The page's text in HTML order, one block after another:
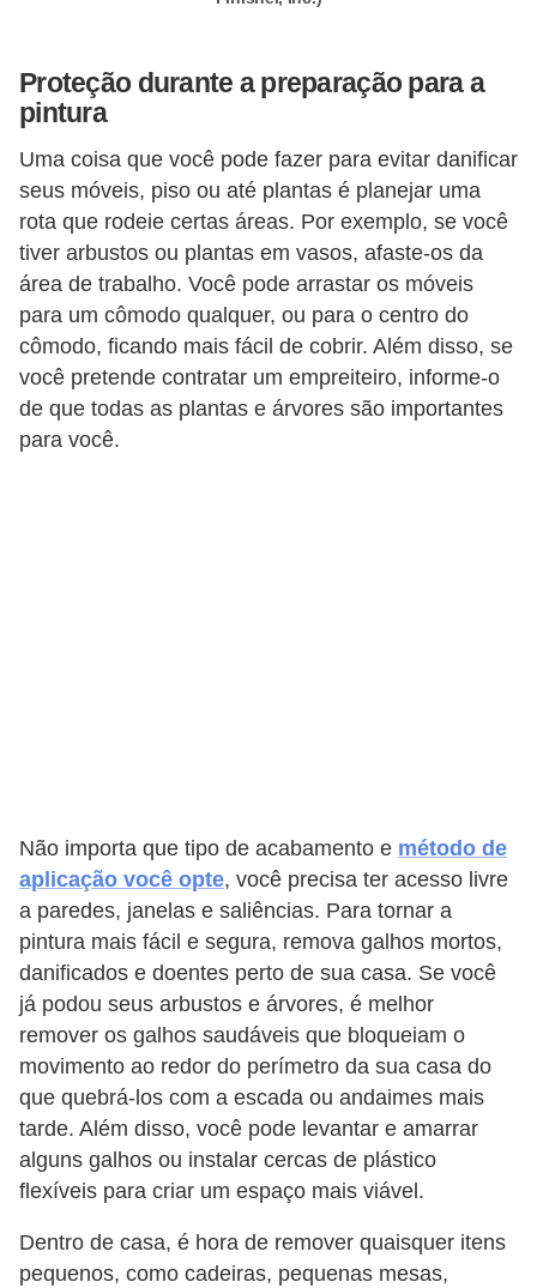
Proteção durante a preparação para a
pintura
Uma coisa que você pode fazer para evitar danificar
seus móveis, piso ou até plantas é planejar uma
rota que rodeie certas áreas. Por exemplo, se você
tiver arbustos ou plantas em vasos, afaste-os da
área de trabalho. Você pode arrastar os móveis
para um cômodo qualquer, ou para o centro do
cômodo, ficando mais fácil de cobrir. Além disso, se
você pretende contratar um empreiteiro, informe-o
de que todas as plantas e árvores são importantes
para você.
Não importa que tipo de acabamento e método de
aplicação você opte, você precisa ter acesso livre
a paredes, janelas e saliências. Para tornar a
pintura mais fácil e segura, remova galhos mortos,
danificados e doentes perto de sua casa. Se você
já podou seus arbustos e árvores, é melhor
remover os galhos saudáveis ​​que bloqueiam o
movimento ao redor do perímetro da sua casa do
que quebrá-los com a escada ou andaimes mais
tarde. Além disso, você pode levantar e amarrar
alguns galhos ou instalar cercas de plástico
flexíveis para criar um espaço mais viável.
Dentro de casa, é hora de remover quaisquer itens
pequenos, como cadeiras, pequenas mesas,
o
í
n
i
o
s